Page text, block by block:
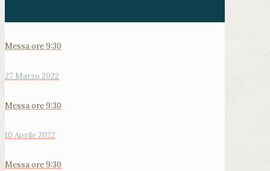
Messa ore 9:30
27 Marzo 2022
Messa ore 9:30
10 Aprile 2022
Messa ore 9:30